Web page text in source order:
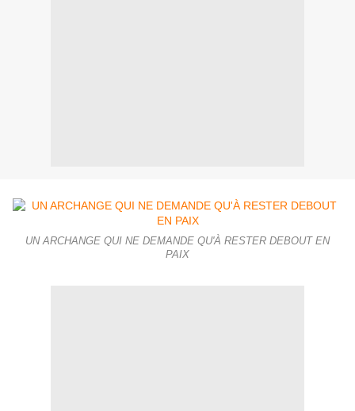
UN ARCHANGE QUI NE DEMANDE QU'À RESTER DEBOUT EN
PAIX